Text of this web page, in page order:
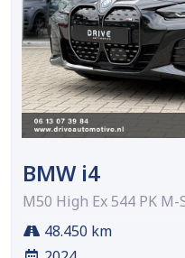
BMW i4
M50 High Ex 544 PK
48.450 km